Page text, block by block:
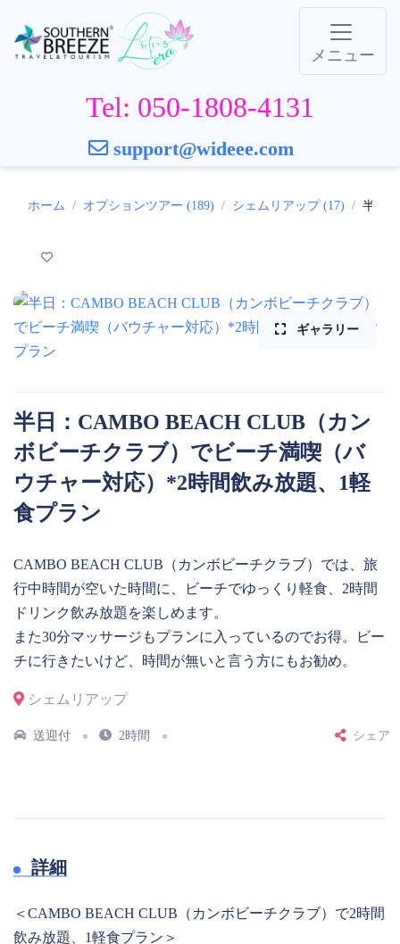
メニュー
Tel: 050-1808-4131
support@wideee.com
ホーム オプションツアー (189) シェムリアップ (17) 半日
ギャラリー
半日：CAMBO BEACH CLUB（カン
ボビーチクラブ）でビーチ満喫（バ
ウチャー対応）*2時間飲み放題、1軽
食プラン
CAMBO BEACH CLUB（カンボビーチクラブ）では、旅
行中時間が空いた時間に、ビーチでゆっくり軽食、2時間
ドリンク飲み放題を楽しめます。
また30分マッサージもプランに入っているのでお得。ビー
チに行きたいけど、時間が無いと言う方にもお勧め。
シェムリアップ
送迎付 2時間 シェア
詳細
＜CAMBO BEACH CLUB（カンボビーチクラブ）で2時間
飲み放題、1軽食プラン＞